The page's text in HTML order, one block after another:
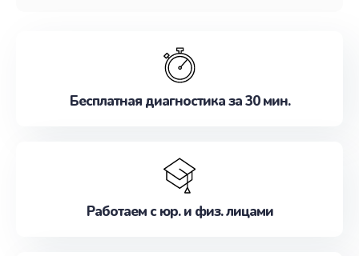
Бесплатная диагностика за 30 мин.
Работаем с юр. и физ. лицами